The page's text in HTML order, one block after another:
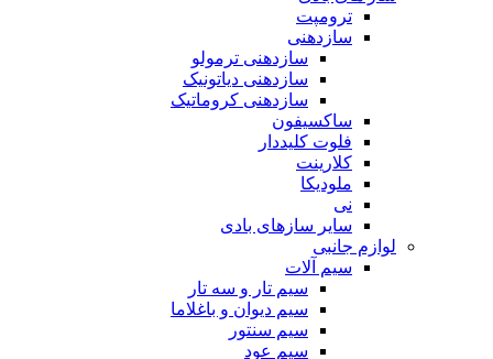
ترومپت
سازدهنی
سازدهنی ترمولو
سازدهنی دیاتونیک
سازدهنی کروماتیک
ساکسیفون
فلوت کلیددار
کلارینت
ملودیکا
نی
سایر سازهای بادی
لوازم جانبی
سیم آلات
سیم تار و سه تار
سیم دیوان و باغلاما
سیم سنتور
سیم عود